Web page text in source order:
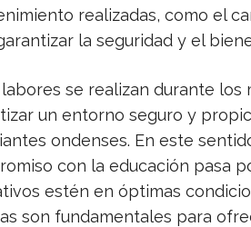
realizadas, como el
la seguridad y el
labores se realizan durante
un entorno seguro y
ondenses. En este
con la educación pasa
estén en óptimas
son fundamentales para